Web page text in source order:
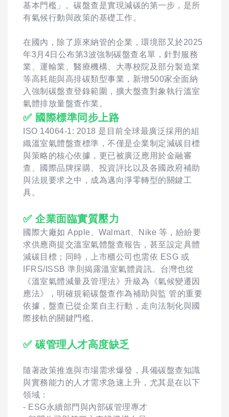
基本門檻」。碳盤查是實現減碳的第一步，是所
有氣候行動與政策的基礎工作。
在國內，除了原來納管的企業，環境部又於2025
年3月4日公布第3波強制碳盤查名單，針對服務
業、運輸業、醫療機構、大專校院及部分製造業
等高耗能與高排碳類型事業，新增500家全面納
入強制碳盤查登錄範圍，擴大盤查對象執行溫室
氣體排放量盤查作業。
✅ 國際標準同步上路
ISO 14064-1: 2018 是目前全球最廣泛採用的組
織溫室氣體盤查標準，不僅是企業制定減碳目標
與策略的核心依據，更已被廣泛應用於金融審
查、國際品牌採購、投資評比以及各國政府補助
與法規要求之中，成為邁向淨零轉型的關鍵工
具。
✅ 企業面臨實質壓力
國際大廠如 Apple、Walmart、Nike 等，紛紛要
求供應商提交溫室氣體盤查報告，甚至設定具體
減碳目標；同時，上市櫃公司也需依 ESG 或
IFRS/ISSB 準則揭露溫室氣體資訊。台灣也從
《溫室氣體減量及管理法》升級為《氣候變遷因
應法》，明確規範碳盤查作為補助與監 管的重要
依據，盤查已從企業自主行動，走向法制化與國
際接軌的關鍵門檻。
✅ 碳管理人才高度缺乏
隨著政策推進與市場需求爆發，具備碳盤查知識
與實務能力的人才需求急速上升，尤其是在以下
領域：
- ESG永續部門與內部碳管理專才